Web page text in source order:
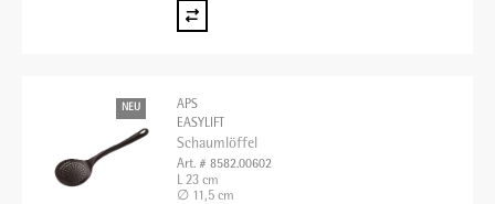
NEU
APS
EASYLIFT
Schaumlöffel
Art. # 8582.00602
L 23 cm
∅ 11,5 cm